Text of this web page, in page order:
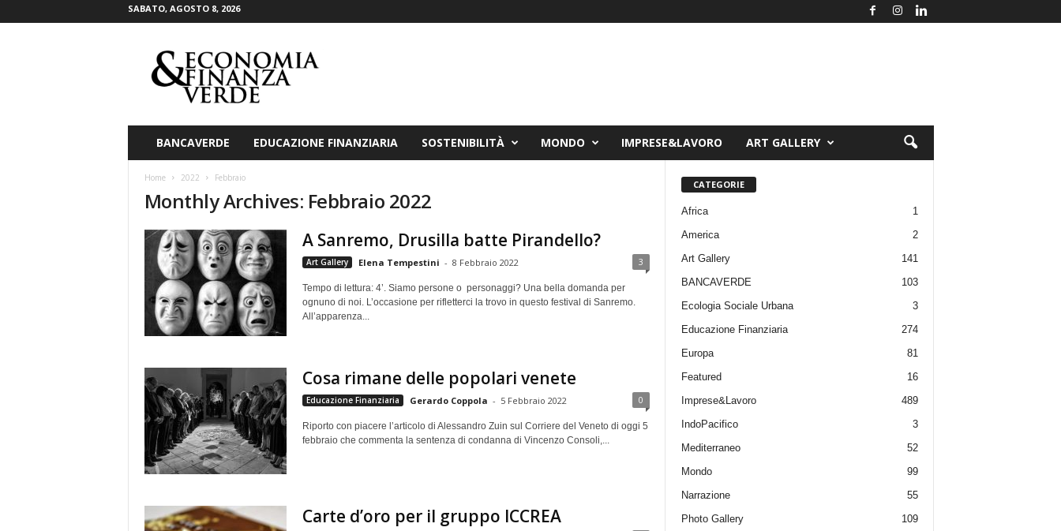
SABATO, AGOSTO 8, 2026
BANCAVERDE EDUCAZIONE FINANZIARIA SOSTENIBILITÀ MONDO IMPRESE&LAVORO ART GALLERY
Home 2022 Febbraio
Monthly Archives: Febbraio 2022
A Sanremo, Drusilla batte Pirandello?
Art Gallery Elena Tempestini - 8 Febbraio 2022 3
Tempo di lettura: 4’. Siamo persone o personaggi? Una bella domanda per
ognuno di noi. L’occasione per rifletterci la trovo in questo festival di Sanremo.
All’apparenza...
Cosa rimane delle popolari venete
Educazione Finanziaria Gerardo Coppola - 5 Febbraio 2022 0
Riporto con piacere l’articolo di Alessandro Zuin sul Corriere del Veneto di oggi 5
febbraio che commenta la sentenza di condanna di Vincenzo Consoli,...
Carte d’oro per il gruppo ICCREA
CATEGORIE
Africa
1
America
2
Art Gallery
141
BANCAVERDE
103
Ecologia Sociale Urbana
3
Educazione Finanziaria
274
Europa
81
Featured
16
Imprese&Lavoro
489
IndoPacifico
3
Mediterraneo
52
Mondo
99
Narrazione
55
Photo Gallery
109